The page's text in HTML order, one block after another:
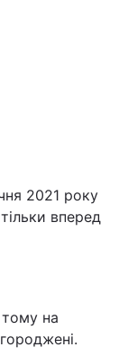
2021 року
вперед
на